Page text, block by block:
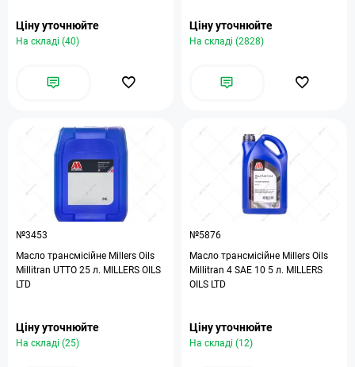
Ціну уточнюйте
На складі (40)
Ціну уточнюйте
На складі (2828)
№3453
Масло трансмісійне Millers Oils
Millitran UTTO 25 л. MILLERS OILS
LTD
Ціну уточнюйте
На складі (25)
№5876
Масло трансмісійне Millers Oils
Millitran 4 SAE 10 5 л. MILLERS
OILS LTD
Ціну уточнюйте
На складі (12)